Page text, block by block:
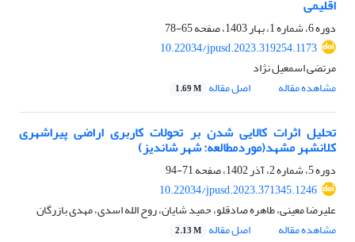
اقلیمی
دوره 6، شماره 1، بهار 1403، صفحه
65-78
10.22034/jpusd.2023.319254.1173
مرتضی اسمعیل نژاد
مشاهده مقاله
اصل مقاله 1.69 M
تحلیل اثرات کالایی شدن بر تحولات کاربری اراضی پیراشهری
کلانشهر مشهد(موردمطالعه: شهر شاندیز)
دوره 5، شماره 2، آذر 1402، صفحه
71-94
10.22034/jpusd.2023.371345.1246
علیرضا معینی، طاهره صادقلو، حمید شایان، روح الله اسدی، مهدی بازرگان
مشاهده مقاله
اصل مقاله 2.13 M